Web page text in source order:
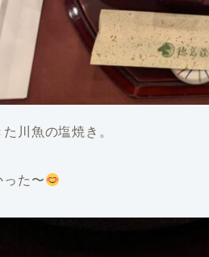
川魚の塩焼き。
った〜